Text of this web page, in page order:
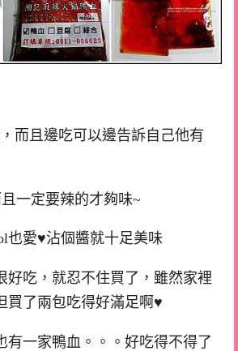
而且邊吃可以邊告訴自己他有
一定要辣的才夠味~
也愛♥沾個醬就十足美味
好吃，就忍不住買了，雖然家裡
買了兩包吃得好滿足啊♥
有一家鴨血。。。好吃得不得了